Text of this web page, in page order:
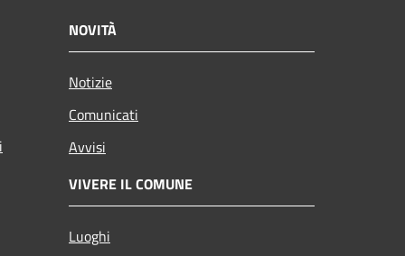
NOVITÀ
Notizie
Comunicati
Avvisi
VIVERE IL COMUNE
Luoghi